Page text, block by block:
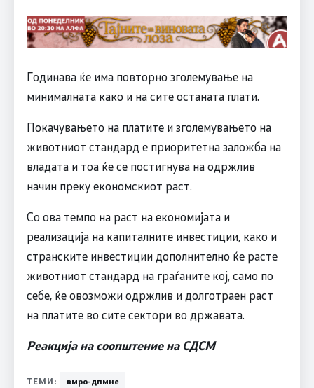
Годинава ќе има повторно зголемување на
минималната како и на сите останата плати.
Покачувањето на платите и зголемувањето на
животниот стандард е приоритетна заложба на
владата и тоа ќе се постигнува на одржлив
начин преку економскиот раст.
Со ова темпо на раст на економијата и
реализација на капиталните инвестиции, како и
странските инвестиции дополнително ќе расте
животниот стандард на граѓаните кој, само по
себе, ќе овозможи одржлив и долготраен раст
на платите во сите сектори во државата.
Реакција на соопштение на СДСМ
ТЕМИ: вмро-дпмне